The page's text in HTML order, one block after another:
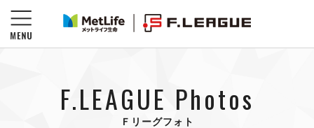
F.LEAGUE Photos
Ｆリーグフォト